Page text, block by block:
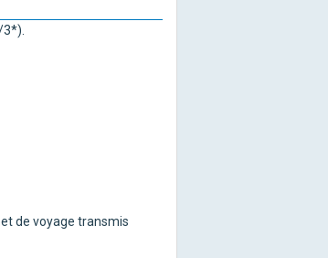
3*).
de voyage transmis